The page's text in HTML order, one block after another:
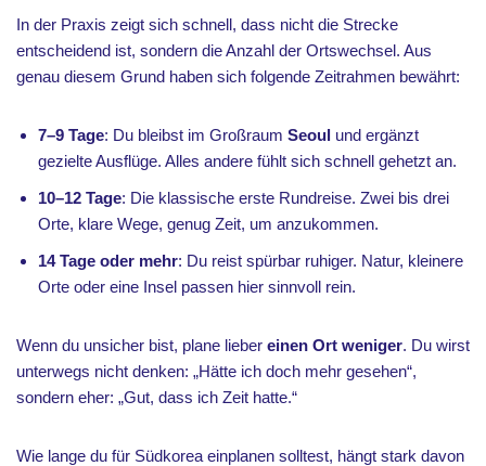
In der Praxis zeigt sich schnell, dass nicht die Strecke
entscheidend ist, sondern die Anzahl der Ortswechsel. Aus
genau diesem Grund haben sich folgende Zeitrahmen bewährt:
7–9 Tage: Du bleibst im Großraum Seoul und ergänzt
gezielte Ausflüge. Alles andere fühlt sich schnell gehetzt an.
10–12 Tage: Die klassische erste Rundreise. Zwei bis drei
Orte, klare Wege, genug Zeit, um anzukommen.
14 Tage oder mehr: Du reist spürbar ruhiger. Natur, kleinere
Orte oder eine Insel passen hier sinnvoll rein.
Wenn du unsicher bist, plane lieber einen Ort weniger. Du wirst
unterwegs nicht denken: „Hätte ich doch mehr gesehen“,
sondern eher: „Gut, dass ich Zeit hatte.“
Wie lange du für Südkorea einplanen solltest, hängt stark davon